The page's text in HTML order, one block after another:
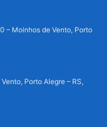
– Moinhos de Vento, Porto
Porto Alegre – RS,